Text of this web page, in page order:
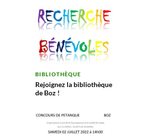
BIBLIOTHÈQUE
Rejoignez la bibliothèque
de Boz !